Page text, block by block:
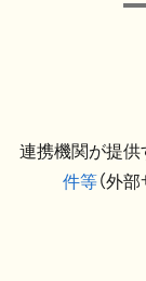
連携機関が提供
件等（外